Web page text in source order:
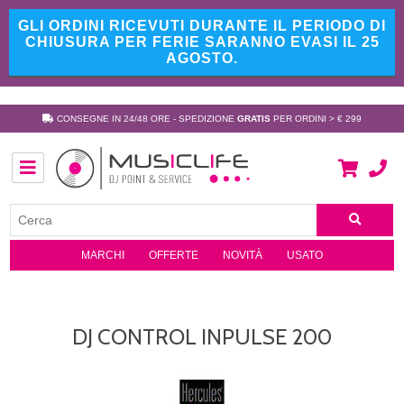
GLI ORDINI RICEVUTI DURANTE IL PERIODO DI
CHIUSURA PER FERIE SARANNO EVASI IL 25
AGOSTO.
CONSEGNE IN 24/48 ORE - SPEDIZIONE GRATIS PER ORDINI > € 299
MARCHI OFFERTE NOVITÀ USATO
DJ CONTROL INPULSE 200